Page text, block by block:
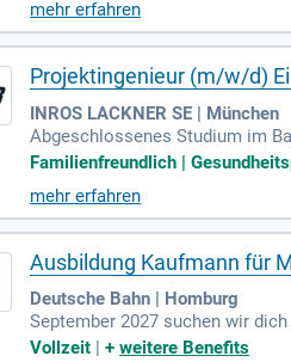
mehr erfahren
Projektingenieur (m/w/d)
INROS LACKNER SE | München
Abgeschlossenes Studium im
e Qualifikation; Mindestens 4
Familienfreundlich |
mehr erfahren
Ausbildung Kaufmann für
Deutsche Bahn | Homburg
September 2027 suchen wir
m Standort Homburg (Saar)
Vollzeit |+weitere Benefits